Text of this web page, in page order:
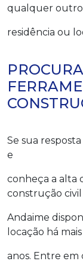
qualquer outro
residência ou
Se sua
e
conheça a alta
construção civil
Andaime
locação há
anos. Entre em